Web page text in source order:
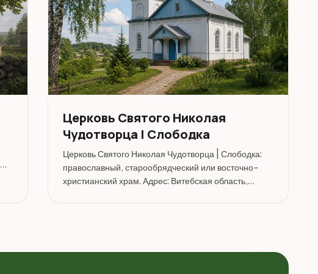
Церковь Святого Николая
Чудотворца | Слободка
Церковь Святого Николая Чудотворца | Слободка:
православный, старообрядческий или восточно-
христианский храм. Адрес: Витебская область,